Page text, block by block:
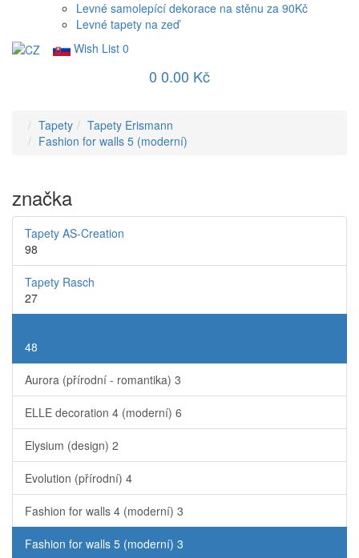
Levné samolepící dekorace na stěnu za 90Kč
Levné tapety na zeď
Wish List 0
0 0.00 Kč
Tapety
Tapety Erismann
Fashion for walls 5 (moderní)
značka
Tapety AS-Creation
98
Tapety Rasch
27
48
Aurora (přírodní - romantika) 3
ELLE decoration 4 (moderní) 6
Elysium (design) 2
Evolution (přírodní) 4
Fashion for walls 4 (moderní) 3
Fashion for walls 5 (moderní) 3